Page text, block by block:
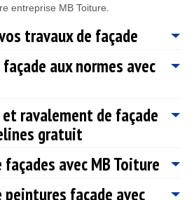
entreprise MB Toiture.
travaux de façade
notre entreprise MB Toiture ne
de nouvelle technique, afin de
ravaleurs 78730 des matériaux
pointe de la technologie. Nous vous
sont tout à fait compétents,
et réaliser des travaux selon votre
aux normes avec
l’entreprise de couverture MB Toiture si
votre façade. Professionnel et
notre entreprise de couverture
de redonner de la valeur à votre
façade comme neuf. De ce fait,
à notre entreprise de couverture
ravalement de façade
gratuit
en main vos travaux, il est nécessaire
du budget à prévoir, du coût
avec MB Toiture
de façade ne sont pas fixes. En effet,
façade avec